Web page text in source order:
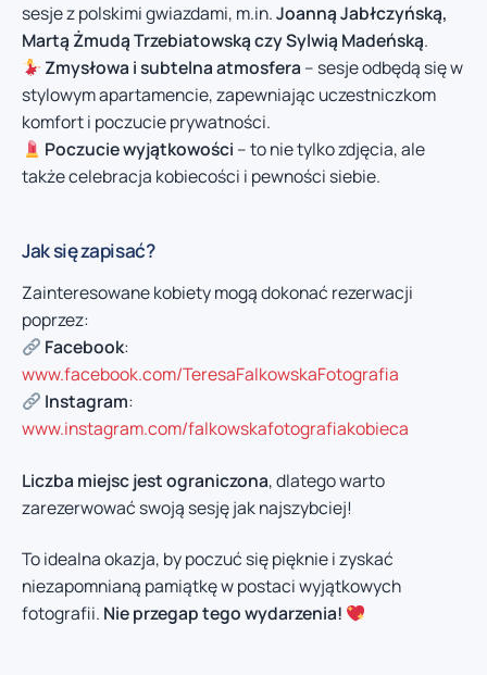
sesje z polskimi gwiazdami, m.in.Joanną Jabłczyńską,
Martą Żmudą Trzebiatowską czy Sylwią Madeńską.
Zmysłowa i subtelna atmosfera – sesje odbędą się w
stylowym apartamencie, zapewniając uczestniczkom
komfort i poczucie prywatności.
Poczucie wyjątkowości – to nie tylko zdjęcia, ale
także celebracja kobiecości i pewności siebie.
Jak się zapisać?
Zainteresowane kobiety mogą dokonać rezerwacji
poprzez:
Facebook:
www.facebook.com/TeresaFalkowskaFotografia
Instagram:
www.instagram.com/falkowskafotografiakobieca
Liczba miejsc jest ograniczona, dlatego warto
zarezerwować swoją sesję jak najszybciej!
To idealna okazja, by poczuć się pięknie i zyskać
niezapomnianą pamiątkę w postaci wyjątkowych
fotografii. Nie przegap tego wydarzenia!